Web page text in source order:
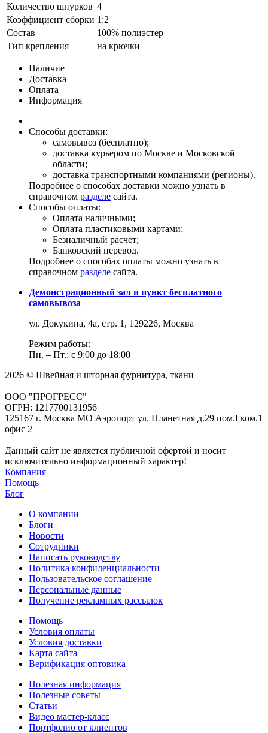
Количество шнурков 4
Коэффициент сборки 1:2
Состав
100% полиэстер
Тип крепления
на крючки
Наличие
Доставка
Оплата
Информация
Способы доставки:
самовывоз (бесплатно);
доставка курьером по Москве и Московской
области;
доставка транспортными компаниями (регионы).
Подробнее о способах доставки можно узнать в
справочном разделе сайта.
Способы оплаты:
Оплата наличными;
Оплата пластиковыми картами;
Безналичный расчет;
Банковский перевод.
Подробнее о способах оплаты можно узнать в
справочном разделе сайта.
Демонстрационный зал и пункт бесплатного
самовывоза
ул. Докукина, 4а, стр. 1, 129226, Москва
Режим работы:
Пн. – Пт.: с 9:00 до 18:00
2026 © Швейная и шторная фурнитура, ткани
ООО "ПРОГРЕСС"
ОГРН: 1217700131956
125167 г. Москва МО Аэропорт ул. Планетная д.29 пом.I ком.1
офис 2
Данный сайт не является публичной офертой и носит
исключительно информационный характер!
Компания
Помощь
Блог
О компании
Блоги
Новости
Сотрудники
Написать руководству
Политика конфиденциальности
Пользовательское соглашение
Персональные данные
Получение рекламных рассылок
Помощь
Условия оплаты
Условия доставки
Карта сайта
Верификация оптовика
Полезная информация
Полезные советы
Статьи
Видео мастер-класс
Портфолио от клиентов